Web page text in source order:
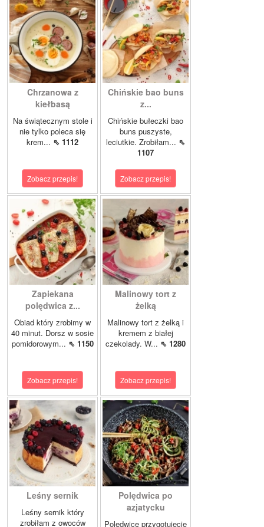
Chrzanowa z
kiełbasą
Na świątecznym stole i
nie tylko poleca się
krem... ⇖ 1112
Zobacz przepis!
Chińskie bao buns
z...
Chińskie bułeczki bao
buns puszyste,
leciutkie. Zrobiłam... ⇖
1107
Zobacz przepis!
Zapiekana
polędwica z...
Obiad który zrobimy w
40 minut. Dorsz w sosie
pomidorowym... ⇖ 1150
Zobacz przepis!
Malinowy tort z
żelką
Malinowy tort z żelką i
kremem z białej
czekolady. W... ⇖ 1280
Zobacz przepis!
Leśny sernik
Leśny sernik który
zrobiłam z owoców
Polędwica po
azjatycku
Polędwicę przygotujecie